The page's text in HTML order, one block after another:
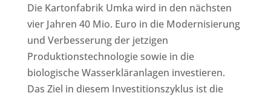
Die Kartonfabrik Umka wird in den nächsten
vier Jahren 40 Mio. Euro in die Modernisierung
und Verbesserung der jetzigen
Produktionstechnologie sowie in die
biologische Wasserkläranlagen investieren.
Das Ziel in diesem Investitionszyklus ist die